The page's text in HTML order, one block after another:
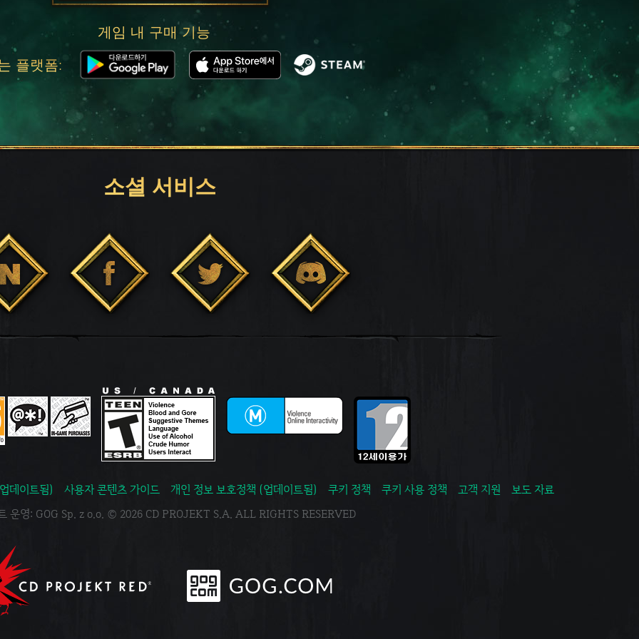
게임 내 구매 기능
플랫폼:
소셜 서비스
데이트됨) 사용자 콘텐츠 가이드 개인 정보 보호정책 (업데이트됨) 쿠키 정책 쿠키 사용 정책 고객 지원
보도 자료
운영: GOG Sp. z o.o. © 2026 CD PROJEKT S.A. ALL RIGHTS RESERVED